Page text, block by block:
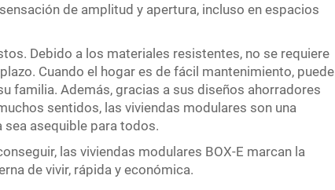
de amplitud y apertura, incluso en espacios
Debido a los materiales resistentes, no se requiere
Cuando el hogar es de fácil mantenimiento, puede
familia. Además, gracias a sus diseños ahorradores
sentidos, las viviendas modulares son una
sea asequible para todos.
las viviendas modulares BOX-E marcan la
de vivir, rápida y económica.